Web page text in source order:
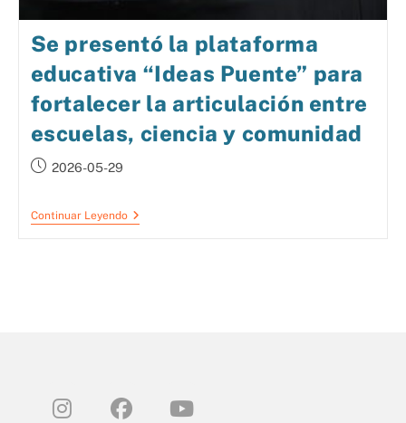
Se presentó la plataforma
educativa “Ideas Puente” para
fortalecer la articulación entre
escuelas, ciencia y comunidad
2026-05-29
Continuar Leyendo